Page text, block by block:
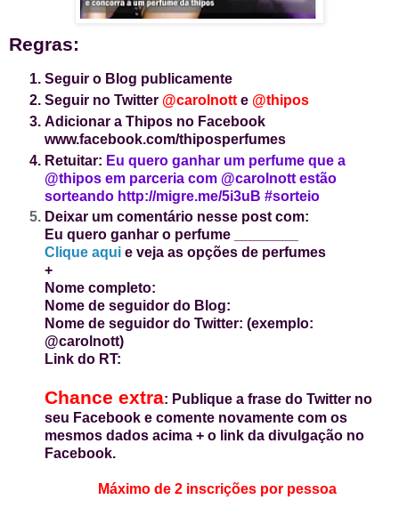
Regras:
Seguir o Blog publicamente
Seguir no Twitter @carolnott e @thipos
Adicionar a Thipos no Facebook
www.facebook.com/thiposperfumes
Retuitar: Eu quero ganhar um perfume que a
@thipos em parceria com @carolnott estão
sorteando http://migre.me/5i3uB #sorteio
Deixar um comentário nesse post com:
Eu quero ganhar o perfume ________
Clique aqui e veja as opções de perfumes
+
Nome completo:
Nome de seguidor do Blog:
Nome de seguidor do Twitter: (exemplo:
@carolnott)
Link do RT:
Chance extra: Publique a frase do Twitter no
seu Facebook e comente novamente com os
mesmos dados acima + o link da divulgação no
Facebook.
Máximo de 2 inscrições por pessoa